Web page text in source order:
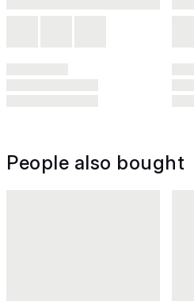
People also bought